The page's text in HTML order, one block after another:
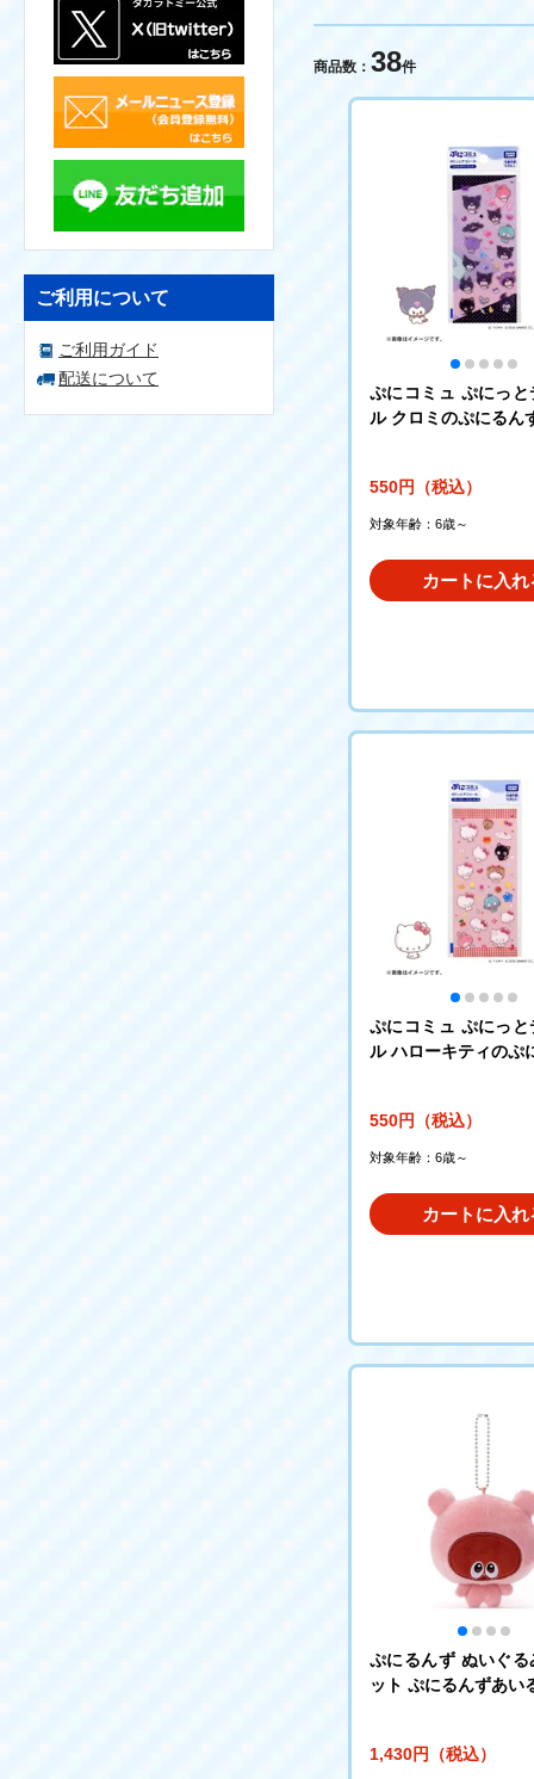
ご利用について
ご利用ガイド
配送について
商品数： 38件
ぷにコミュ ぷにっと
ル クロミのぷにるん
550円（税込）
対象年齢：6歳～
カートに入れ
ぷにコミュ ぷにっと
ル ハローキティのぷ
550円（税込）
対象年齢：6歳～
カートに入れ
ぷにるんず ぬいぐる
ット ぷにるんずあい
1,430円（税込）